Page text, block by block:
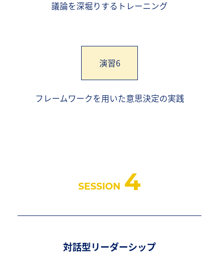
議論を深堀りするトレーニング
演習6
フレームワークを用いた意思決定の実践
SESSION 4
対話型リーダーシップ